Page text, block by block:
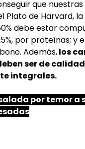
que
Plato de Harvard,
debe estar
por proteínas; y
Además,los
ser de
integrales.
por temor a